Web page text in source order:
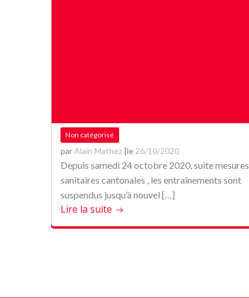
Non catégorisé
parAlain Mathez |le 26/10/2020
Depuis samedi 24 octobre 2020, suite mesures
sanitaires cantonales , les entraînements sont
suspendus jusqu’à nouvel […]
Lire la suite